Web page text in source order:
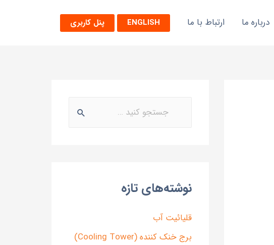
درباره ما ارتباط با ما ENGLISH پنل کاربری
نوشته‌های تازه
قلیائیت آب
برج خنک کننده (Cooling Tower)